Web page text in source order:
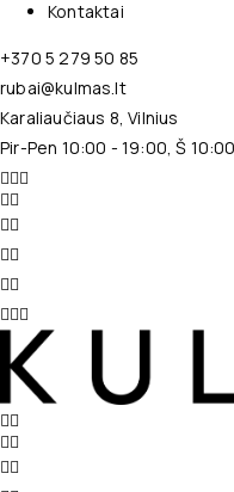
Kontaktai
+370 5 279 50 85
rubai@kulmas.lt
Karaliaučiaus 8, Vilnius
Pir-Pen 10:00 - 19:00, Š